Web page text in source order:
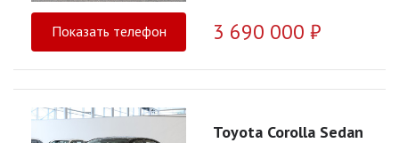
Показать телефон 3 690 000 ₽
Toyota Corolla Sedan